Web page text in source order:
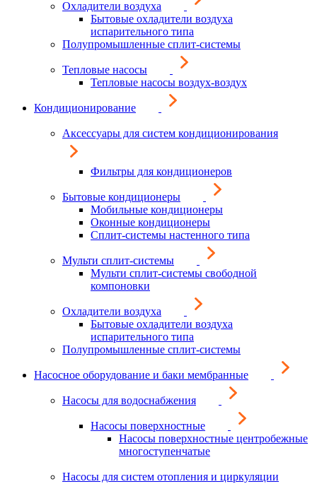
Охладители воздуха
Бытовые охладители воздуха
испарительного типа
Полупромышленные сплит-системы
Тепловые насосы
Тепловые насосы воздух-воздух
Кондиционирование
Аксессуары для систем кондиционирования
Фильтры для кондиционеров
Бытовые кондиционеры
Мобильные кондиционеры
Оконные кондиционеры
Сплит-системы настенного типа
Мульти сплит-системы
Мульти сплит-системы свободной
компоновки
Охладители воздуха
Бытовые охладители воздуха
испарительного типа
Полупромышленные сплит-системы
Насосное оборудование и баки мембранные
Насосы для водоснабжения
Насосы поверхностные
Насосы поверхностные центробежные
многоступенчатые
Насосы для систем отопления и циркуляции